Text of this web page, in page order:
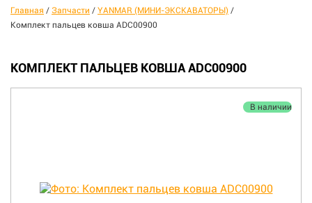
Главная / Запчасти / YANMAR (МИНИ-ЭКСКАВАТОРЫ) /
Комплект пальцев ковша ADC00900
КОМПЛЕКТ ПАЛЬЦЕВ КОВША ADC00900
В наличии